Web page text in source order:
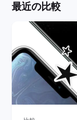
最近の比較